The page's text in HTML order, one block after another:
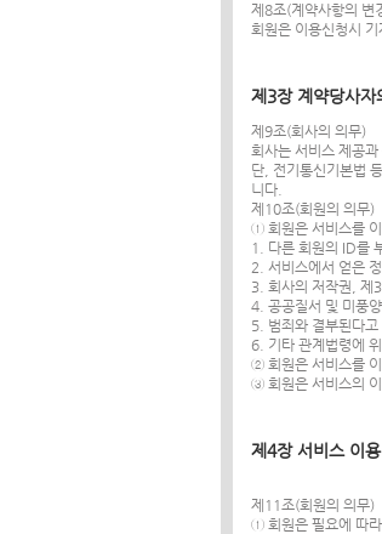
제8조(계약사항의 변
회원은 이용신청시
제3장 계약당사자
제9조(회사의 의무)
회사는 서비스 제공
단, 전기통신기본법
니다.
제10조(회원의 의무)
① 회원은 서비스를
1. 다른 회원의 ID를
2. 서비스에서 얻은
3. 회사의 저작권, 제
4. 공공질서 및 미풍
5. 범죄와 결부된다고
6. 기타 관계법령에
② 회원은 서비스를 이
③ 회원은 서비스의
제4장 서비스 이용
제11조(회원의 의무)
① 회원은 필요에 따